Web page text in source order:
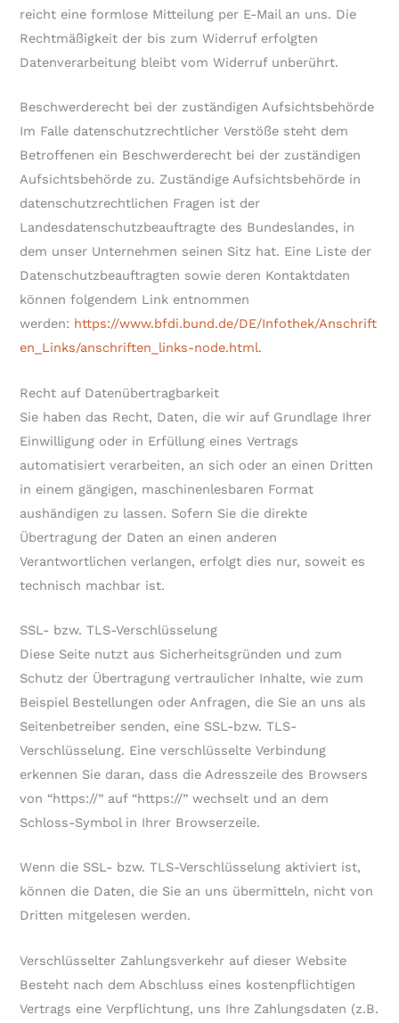
reicht eine formlose Mitteilung per E-Mail an uns. Die
Rechtmäßigkeit der bis zum Widerruf erfolgten
Datenverarbeitung bleibt vom Widerruf unberührt.
Beschwerderecht bei der zuständigen Aufsichtsbehörde
Im Falle datenschutzrechtlicher Verstöße steht dem
Betroffenen ein Beschwerderecht bei der zuständigen
Aufsichtsbehörde zu. Zuständige Aufsichtsbehörde in
datenschutzrechtlichen Fragen ist der
Landesdatenschutzbeauftragte des Bundeslandes, in
dem unser Unternehmen seinen Sitz hat. Eine Liste der
Datenschutzbeauftragten sowie deren Kontaktdaten
können folgendem Link entnommen
werden: https://www.bfdi.bund.de/DE/Infothek/Anschrift
en_Links/anschriften_links-node.html.
Recht auf Datenübertragbarkeit
Sie haben das Recht, Daten, die wir auf Grundlage Ihrer
Einwilligung oder in Erfüllung eines Vertrags
automatisiert verarbeiten, an sich oder an einen Dritten
in einem gängigen, maschinenlesbaren Format
aushändigen zu lassen. Sofern Sie die direkte
Übertragung der Daten an einen anderen
Verantwortlichen verlangen, erfolgt dies nur, soweit es
technisch machbar ist.
SSL- bzw. TLS-Verschlüsselung
Diese Seite nutzt aus Sicherheitsgründen und zum
Schutz der Übertragung vertraulicher Inhalte, wie zum
Beispiel Bestellungen oder Anfragen, die Sie an uns als
Seitenbetreiber senden, eine SSL-bzw. TLS-
Verschlüsselung. Eine verschlüsselte Verbindung
erkennen Sie daran, dass die Adresszeile des Browsers
von “https://” auf “https://” wechselt und an dem
Schloss-Symbol in Ihrer Browserzeile.
Wenn die SSL- bzw. TLS-Verschlüsselung aktiviert ist,
können die Daten, die Sie an uns übermitteln, nicht von
Dritten mitgelesen werden.
Verschlüsselter Zahlungsverkehr auf dieser Website
Besteht nach dem Abschluss eines kostenpflichtigen
Vertrags eine Verpflichtung, uns Ihre Zahlungsdaten (z.B.